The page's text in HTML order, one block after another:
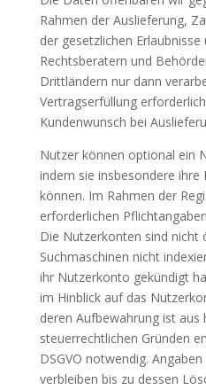
Rahmen der Auslieferung,
der gesetzlichen
Rechtsberatern und
Drittländern nur dann
Vertragserfüllung
Kundenwunsch bei
Nutzer können optional ein
indem sie insbesondere ihre
können. Im Rahmen der
erforderlichen
Die Nutzerkonten sind nicht
Suchmaschinen nicht
ihr Nutzerkonto gekündigt
im Hinblick auf das
deren Aufbewahrung ist aus
steuerrechtlichen Gründen
DSGVO notwendig.
verbleiben bis zu dessen